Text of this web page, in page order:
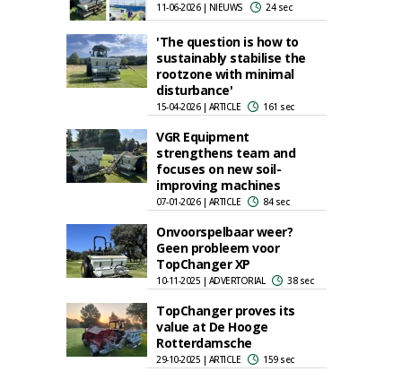
11-06-2026 | NIEUWS 24 sec
'The question is how to
sustainably stabilise the
rootzone with minimal
disturbance'
15-04-2026 | ARTICLE 161 sec
VGR Equipment
strengthens team and
focuses on new soil-
improving machines
07-01-2026 | ARTICLE 84 sec
Onvoorspelbaar weer?
Geen probleem voor
TopChanger XP
10-11-2025 | ADVERTORIAL 38 sec
TopChanger proves its
value at De Hooge
Rotterdamsche
29-10-2025 | ARTICLE 159 sec